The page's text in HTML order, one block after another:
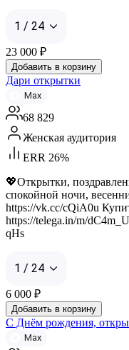
1 / 24
23 000 ₽
Добавить в корзину
Дари открытки
Max
68 829
Женская аудитория
ERR 26%
💖Открытки,
спокойной ночи,
https://vk.cc/cQiA0u
https://telega.in/m/
qHs
1 / 24
6 000 ₽
Добавить в корзину
С Днём рождения,
Max